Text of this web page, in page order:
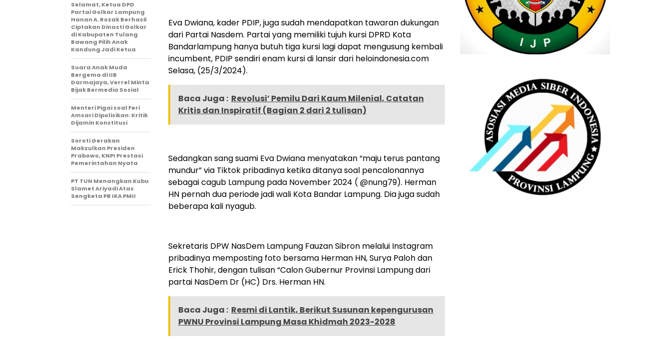
Eva Dwiana, kader PDIP, juga sudah mendapatkan tawaran dukungan
dari Partai Nasdem. Partai yang memiliki tujuh kursi DPRD Kota
Bandarlampung hanya butuh tiga kursi lagi dapat mengusung kembali
incumbent, PDIP sendiri enam kursi di lansir dari heloindonesia.com
Selasa, (25/3/2024).
Baca Juga : Revolusi’ Pemilu Dari Kaum Milenial, Catatan
Kritis dan Inspiratif (Bagian 2 dari 2 tulisan)
Sedangkan sang suami Eva Dwiana menyatakan “maju terus pantang
mundur” via Tiktok pribadinya ketika ditanya soal pencalonannya
sebagai cagub Lampung pada November 2024 ( @nung79). Herman
HN pernah dua periode jadi wali Kota Bandar Lampung. Dia juga sudah
beberapa kali nyagub.
Sekretaris DPW NasDem Lampung Fauzan Sibron melalui Instagram
pribadinya memposting foto bersama Herman HN, Surya Paloh dan
Erick Thohir, dengan tulisan “Calon Gubernur Provinsi Lampung dari
partai NasDem Dr (HC) Drs. Herman HN.
Baca Juga : Resmi di Lantik, Berikut Susunan kepengurusan
PWNU Provinsi Lampung Masa Khidmah 2023-2028
Selamat, Ketua DPD
Partai Golkar Lampung
Hanan A. Rozak Berhasil
Ciptakan Dinasti Golkar
di Kabupaten Tulang
Bawang Pilih Anak
Kandung Jadi Ketua
Suara Anak Muda
Bergema di IIB
Darmajaya, Verrel Minta
Bijak Bermedia Sosial
Menteri Pigai soal Feri
Amsari Dipolisikan: Kritik
Dijamin Konstitusi
Soroti Gerakan
Makzulkan Presiden
Prabowo, KNPI Prestasi
Pemerintahan Nyata
PT TUN Menangkan Kubu
Slamet Ariyadi Atas
Sengketa PB IKA PMII